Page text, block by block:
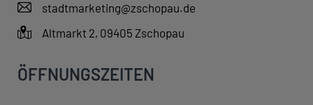
stadtmarketing@zschopau.de
Altmarkt 2, 09405 Zschopau
ÖFFNUNGSZEITEN